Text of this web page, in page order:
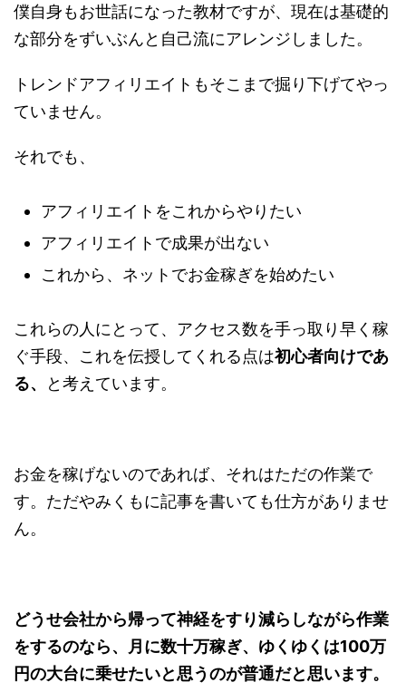
僕自身もお世話になった教材ですが、現在は基礎的
な部分をずいぶんと自己流にアレンジしました。
トレンドアフィリエイトもそこまで掘り下げてやっ
ていません。
それでも、
アフィリエイトをこれからやりたい
アフィリエイトで成果が出ない
これから、ネットでお金稼ぎを始めたい
これらの人にとって、アクセス数を手っ取り早く稼
ぐ手段、これを伝授してくれる点は初心者向けであ
る、
と考えています。
お金を稼げないのであれば、それはただの作業で
す。ただやみくもに記事を書いても仕方がありませ
ん。
どうせ会社から帰って神経をすり減らしながら作業
をするのなら、月に数十万稼ぎ、ゆくゆくは100万
円の大台に乗せたいと思うのが普通だと思います。